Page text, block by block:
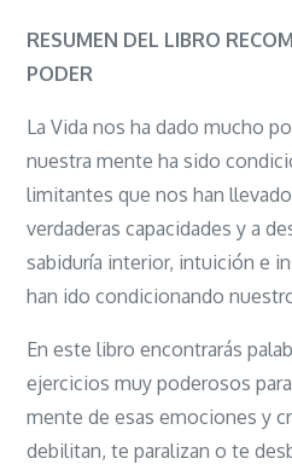
RESUMEN DEL LIBRO
PODER
La Vida nos ha dado mucho
nuestra mente ha sido
limitantes que nos han
verdaderas capacidades y a
sabiduría interior, intuición e
han ido condicionando
En este libro encontrarás
ejercicios muy poderosos
mente de esas emociones y
debilitan, te paralizan o te